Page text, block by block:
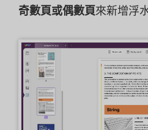
奇數頁或偶數頁來新增浮